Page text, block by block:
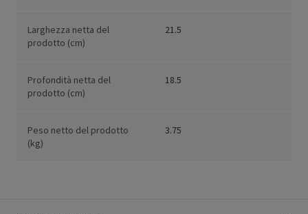
Larghezza netta del
prodotto (cm)
21.5
Profondità netta del
prodotto (cm)
18.5
Peso netto del prodotto
(kg)
3.75